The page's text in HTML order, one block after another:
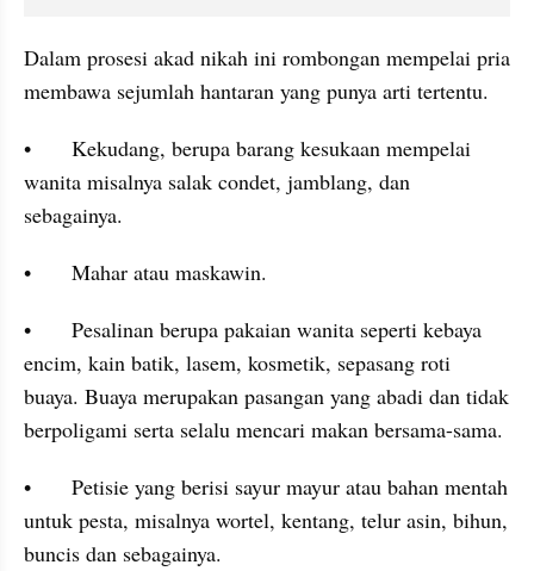
Dalam prosesi akad nikah ini rombongan mempelai pria
membawa sejumlah hantaran yang punya arti tertentu.
•	Kekudang, berupa barang kesukaan mempelai
wanita misalnya salak condet, jamblang, dan
sebagainya.
•	Mahar atau maskawin.
•	Pesalinan berupa pakaian wanita seperti kebaya
encim, kain batik, lasem, kosmetik, sepasang roti
buaya. Buaya merupakan pasangan yang abadi dan tidak
berpoligami serta selalu mencari makan bersama-sama.
•	Petisie yang berisi sayur mayur atau bahan mentah
untuk pesta, misalnya wortel, kentang, telur asin, bihun,
buncis dan sebagainya.